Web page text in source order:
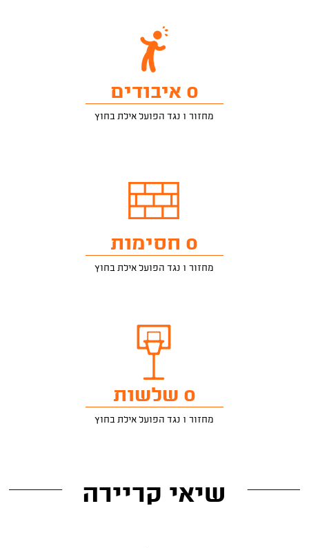
0 איבודים
מחזור 1 נגד הפועל אילת בחוץ
0 חסימות
מחזור 1 נגד הפועל אילת בחוץ
0 שלשות
מחזור 1 נגד הפועל אילת בחוץ
שיאי קריירה